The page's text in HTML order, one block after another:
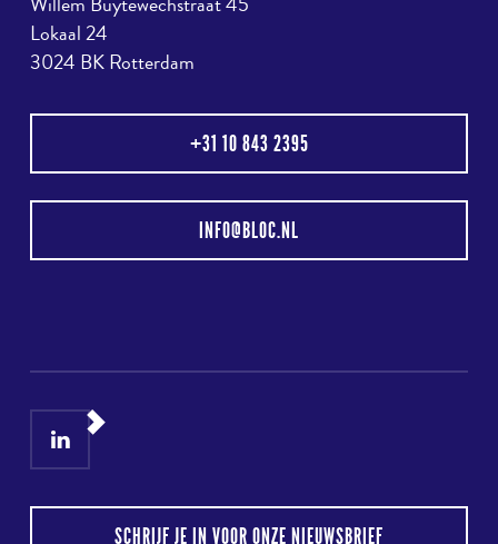
Lokaal 24
3024 BK Rotterdam
+31 10 843 2395
INFO@BLOC.NL
SCHRIJF JE IN VOOR ONZE NIEUWSBRIEF